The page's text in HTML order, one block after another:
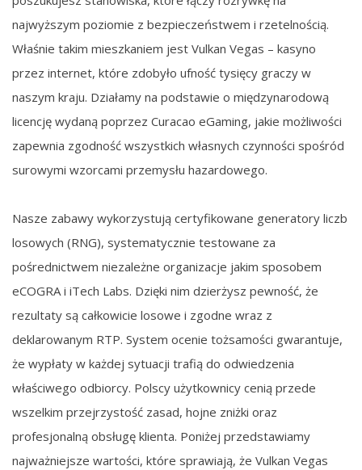
najwyższym poziomie z bezpieczeństwem i rzetelnością.
Właśnie takim mieszkaniem jest Vulkan Vegas – kasyno
przez internet, które zdobyło ufność tysięcy graczy w
naszym kraju. Działamy na podstawie o międzynarodową
licencję wydaną poprzez Curacao eGaming, jakie możliwości
zapewnia zgodność wszystkich własnych czynności spośród
surowymi wzorcami przemysłu hazardowego.
Nasze zabawy wykorzystują certyfikowane generatory liczb
losowych (RNG), systematycznie testowane za
pośrednictwem niezależne organizacje jakim sposobem
eCOGRA i iTech Labs. Dzięki nim dzierżysz pewność, że
rezultaty są całkowicie losowe i zgodne wraz z
deklarowanym RTP. System ocenie tożsamości gwarantuje,
że wypłaty w każdej sytuacji trafią do odwiedzenia
właściwego odbiorcy. Polscy użytkownicy cenią przede
wszelkim przejrzystość zasad, hojne zniżki oraz
profesjonalną obsługę klienta. Poniżej przedstawiamy
najważniejsze wartości, które sprawiają, że Vulkan Vegas